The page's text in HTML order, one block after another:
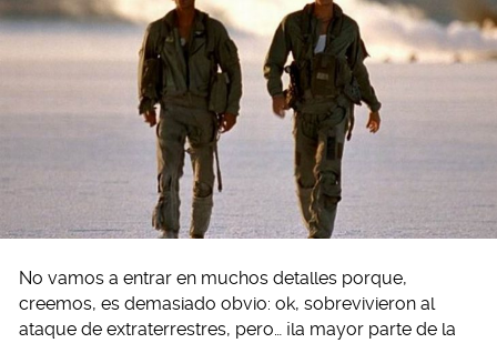
No vamos a entrar en muchos detalles porque,
creemos, es demasiado obvio: ok, sobrevivieron al
ataque de extraterrestres, pero… ¡la mayor parte de la